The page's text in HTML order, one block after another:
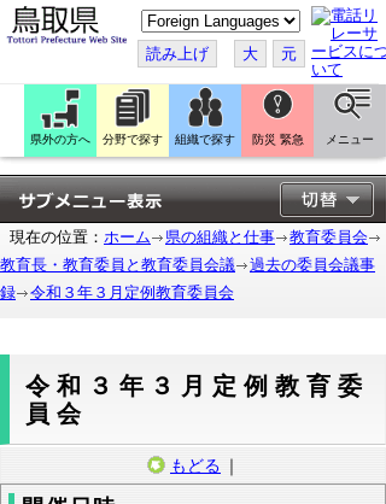
こ
の
ペ
ー
ジ
翻
訳
す
る
読み上げ 大 元
県外の方へ 分野で探す 組織で探す 防災 緊急 メニュー
現在の位置： ホーム 県の組織と仕事
教育委員会
教育長・教育委員と教育委員会議
過去の委員会議事
録
令和３年３月定例教育委員会
令和３年３月定例教育委
員会
もどる ｜